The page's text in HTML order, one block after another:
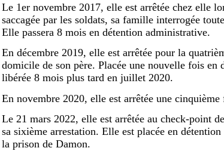
Le 1er novembre 2017, elle est arrêtée chez elle
saccagée par les soldats, sa famille interrogée
Elle passera 8 mois en détention administrative.
En décembre 2019, elle est arrêtée pour la
domicile de son père. Placée une nouvelle fois en
libérée 8 mois plus tard en juillet 2020.
En novembre 2020, elle est arrêtée une cinquième
Le 21 mars 2022, elle est arrêtée au check-point
sa sixième arrestation. Elle est placée en
la prison de Damon.